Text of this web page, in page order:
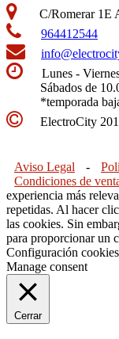
C/Romerar 1E
964412544
Lunes -
Sábados de
*temporada
ElectroCity
Aviso Legal -
Condiciones de
experiencia más
repetidas. Al hacer
las cookies. Sin
para proporcionar un
Configuración cookies
Manage consent
Cerrar